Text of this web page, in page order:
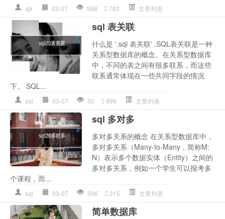
sjk 03-07 598 783 文章列表
sql 表关联
什么是 '.sql 表关联' .SQL表关联是一种
关系型数据库的概念。在关系型数据库
中，不同的表之间有很多联系，而这些
联系通常体现在一些共同字段的情况
下。 SQL...
sql 03-07 50 999 文章列表
sql 多对多
多对多关系的概念 在关系型数据库中，
多对多关系（Many-to-Many，简称M:
N）表示多个数据实体（Entity）之间的
多对多关系，例如一个学生可以报考多
个课程，而...
sql 03-07 596 315 文章列表
简单数据库